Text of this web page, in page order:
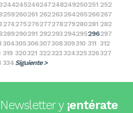
244245246247248249250251 252
259260261 262263264265266267
274275276277278279280281 282
289290291 292293294295296297
304305306307308309310 311 312
319 320321 322323324325326327
334Siguiente >
y ¡entérate